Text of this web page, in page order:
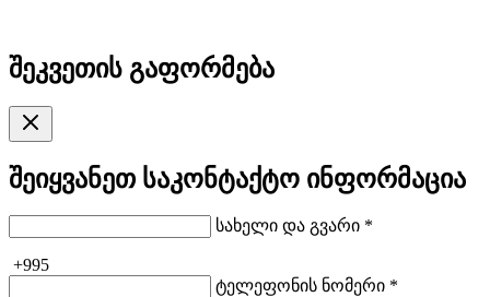
შეკვეთის გაფორმება
შეიყვანეთ საკონტაქტო ინფორმაცია
სახელი და გვარი *
+995
ტელეფონის ნომერი *